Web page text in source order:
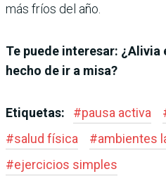
más fríos del año.
Te puede interesar: ¿Alivia
hecho de ir a misa?
Etiquetas: #pausa activa
#salud física #ambientes
#ejercicios simples